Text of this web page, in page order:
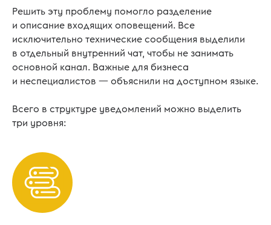
Решить эту проблему помогло разделение
и описание входящих оповещений. Все
исключительно технические сообщения выделили
в отдельный внутренний чат, чтобы не занимать
основной канал. Важные для бизнеса
и неспециалистов — объяснили на доступном языке.
Всего в структуре уведомлений можно выделить
три уровня: